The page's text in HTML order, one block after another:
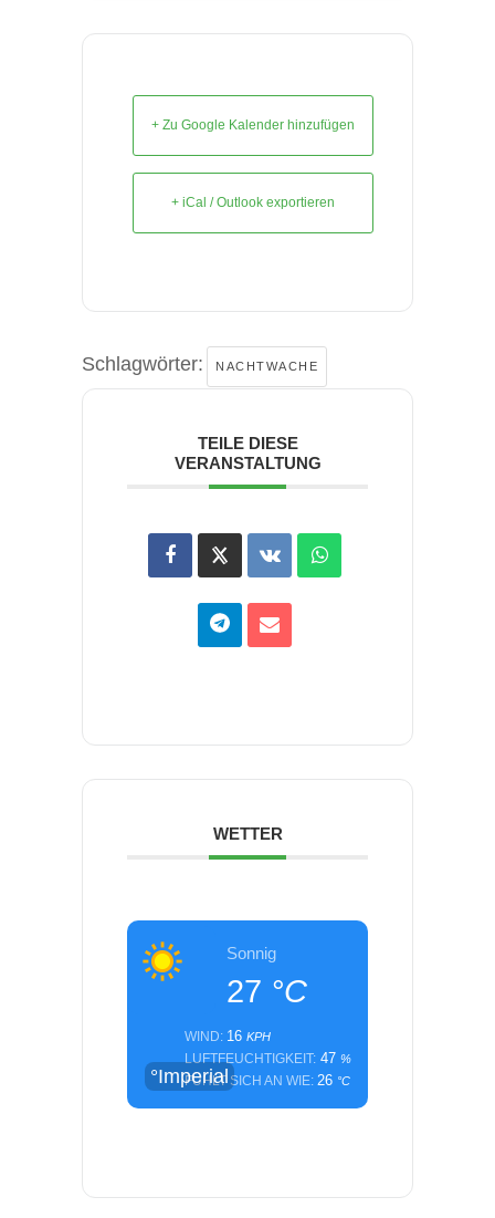
+ Zu Google Kalender hinzufügen
+ iCal / Outlook exportieren
Schlagwörter: NACHTWACHE
TEILE DIESE
VERANSTALTUNG
WETTER
Sonnig
27 °C
°Imperial
WIND: 16 KPH
LUFTFEUCHTIGKEIT: 47 %
FÜHLT SICH AN WIE:26 °C